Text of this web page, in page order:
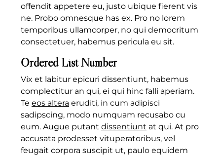
offendit appetere eu, justo ubique fierent vis
ne. Probo omnesque has ex. Pro no lorem
temporibus ullamcorper, no qui democritum
consectetuer, habemus pericula eu sit.
Ordered List Number
Vix et labitur epicuri dissentiunt, habemus
complectitur an qui, ei qui hinc falli aperiam.
Te eos altera eruditi, in cum adipisci
sadipscing, modo numquam recusabo cu
eum. Augue putant dissentiunt at qui. At pro
accusata prodesset vituperatoribus, vel
feugait corpora suscipit ut, paulo equidem